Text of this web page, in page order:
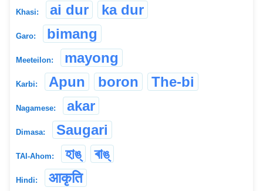
Khasi: ai dur ka dur
Garo: bimang
Meeteilon: mayong
Karbi: Apun boron The-bi
Nagamese: akar
Dimasa: Saugari
TAI-Ahom: হাঙ্ ৰাঙ্
Hindi: आकृति